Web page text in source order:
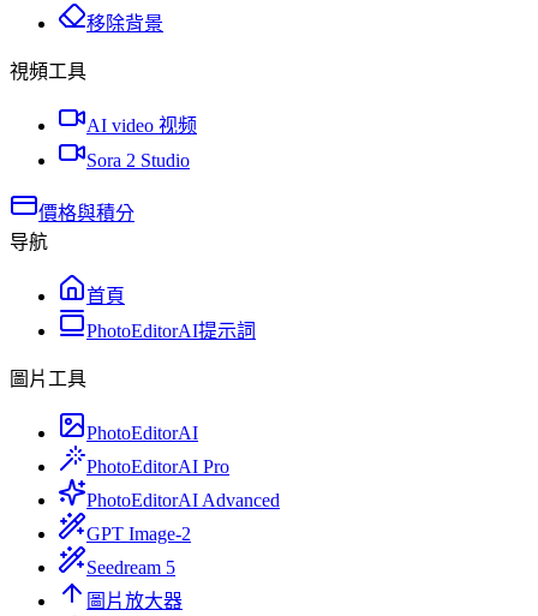
移除背景
視頻工具
AI video 视频
Sora 2 Studio
價格與積分
导航
首頁
PhotoEditorAI提示詞
圖片工具
PhotoEditorAI
PhotoEditorAI Pro
PhotoEditorAI Advanced
GPT Image-2
Seedream 5
圖片放大器